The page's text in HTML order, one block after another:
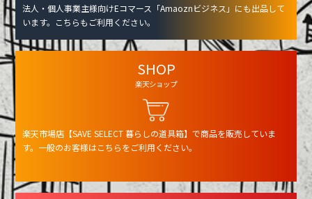
法人・個人事業主様向けEコマース「Amaoznビジネス」にも出品して
います。こちらもご利用ください。
SHOP
楽天ショップ
楽天市場店【SAVE SELECT 暮らしの道具箱】で商品を販売していま
す。一般のお客様はこちらをご利用ください。